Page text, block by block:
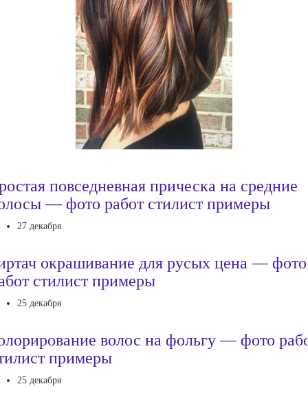
повседневная прическа на средние
— фото работ стилист примеры
27 декабря
окрашивание для русых цена — фото
стилист примеры
25 декабря
волос на фольгу — фото
примеры
25 декабря